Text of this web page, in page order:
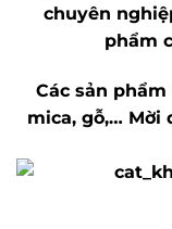
chuyên
phẩm
Các sản
mica, gỗ,… Mời